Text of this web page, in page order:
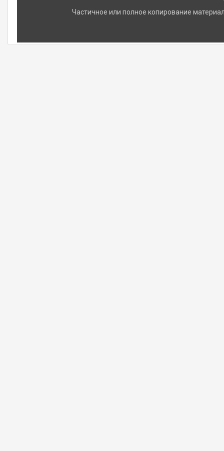
Частичное или полное копирование